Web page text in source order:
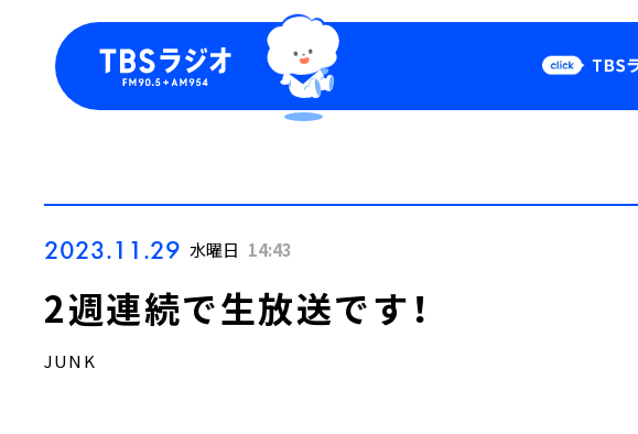
Podcast
2023.11.29 水曜日 14:43
2週連続で生放送です！
JUNK